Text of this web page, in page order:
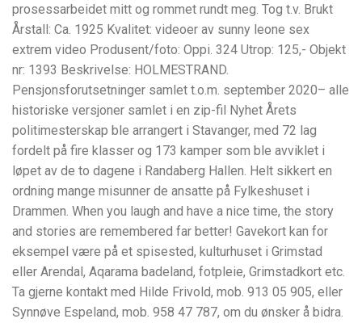
prosessarbeidet mitt og rommet rundt meg. Tog t.v. Brukt
Årstall: Ca. 1925 Kvalitet: videoer av sunny leone sex
extrem video Produsent/foto: Oppi. 324 Utrop: 125,- Objekt
nr: 1393 Beskrivelse: HOLMESTRAND.
Pensjonsforutsetninger samlet t.o.m. september 2020– alle
historiske versjoner samlet i en zip-fil Nyhet Årets
politimesterskap ble arrangert i Stavanger, med 72 lag
fordelt på fire klasser og 173 kamper som ble avviklet i
løpet av de to dagene i Randaberg Hallen. Helt sikkert en
ordning mange misunner de ansatte på Fylkeshuset i
Drammen. When you laugh and have a nice time, the story
and stories are remembered far better! Gavekort kan for
eksempel være på et spisested, kulturhuset i Grimstad
eller Arendal, Aqarama badeland, fotpleie, Grimstadkort etc.
Ta gjerne kontakt med Hilde Frivold, mob. 913 05 905, eller
Synnøve Espeland, mob. 958 47 787, om du ønsker å bidra.